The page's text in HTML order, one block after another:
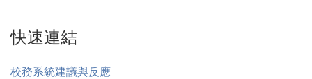
快速連結
校務系統建議與反應